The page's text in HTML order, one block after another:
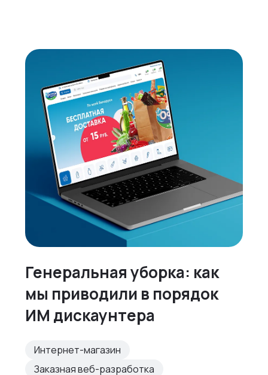
Генеральная уборка: как
мы приводили в порядок
ИМ дискаунтера
Интернет-магазин
Заказная веб-разработка